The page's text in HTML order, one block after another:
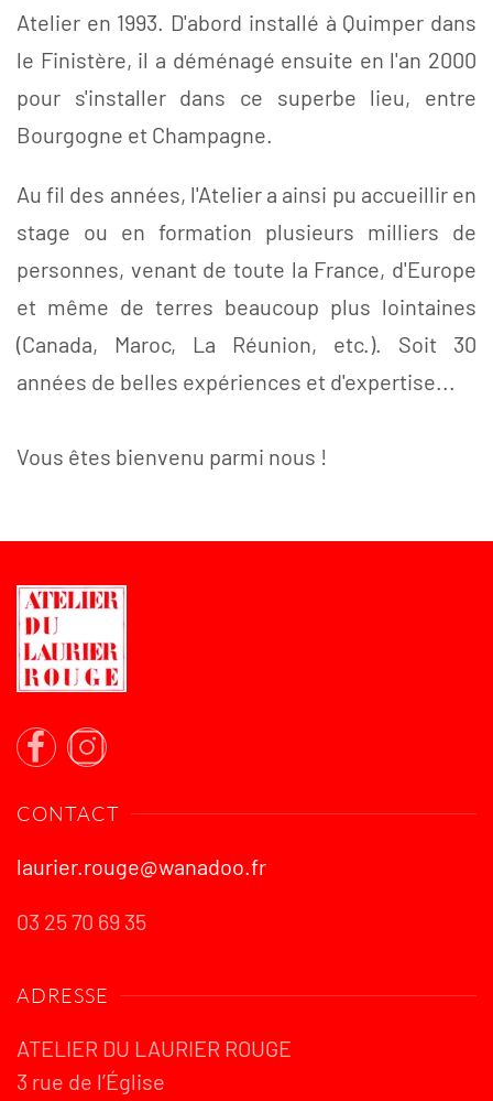
Atelier en 1993. D'abord installé à Quimper dans
le Finistère, il a déménagé ensuite en l'an 2000
pour s'installer dans ce superbe lieu, entre
Bourgogne et Champagne.
Au fil des années, l'Atelier a ainsi pu accueillir en
stage ou en formation plusieurs milliers de
personnes, venant de toute la France, d'Europe
et même de terres beaucoup plus lointaines
(Canada, Maroc, La Réunion, etc.). Soit 30
années de belles expériences et d'expertise...
Vous êtes bienvenu parmi nous !
CONTACT
laurier.rouge@wanadoo.fr
03 25 70 69 35
ADRESSE
ATELIER DU LAURIER ROUGE
3 rue de l’Église